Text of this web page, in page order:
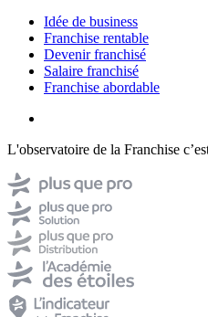
Idée de business
Franchise rentable
Devenir franchisé
Salaire franchisé
Franchise abordable
L'observatoire de la Franchise